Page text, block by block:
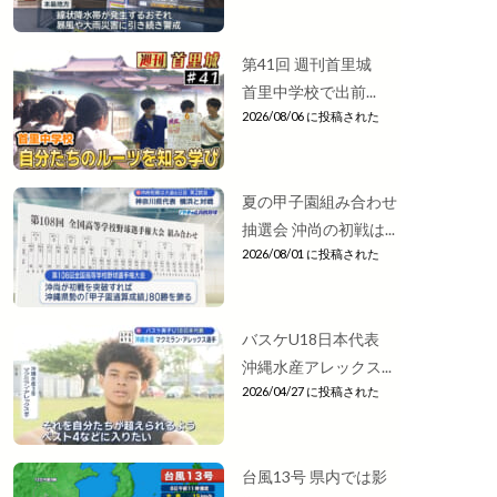
第41回 週刊首里城
首里中学校で出前...
2026/08/06 に投稿された
夏の甲子園組み合わせ
抽選会 沖尚の初戦は...
2026/08/01 に投稿された
バスケU18日本代表
沖縄水産アレックス...
2026/04/27 に投稿された
台風13号 県内では影